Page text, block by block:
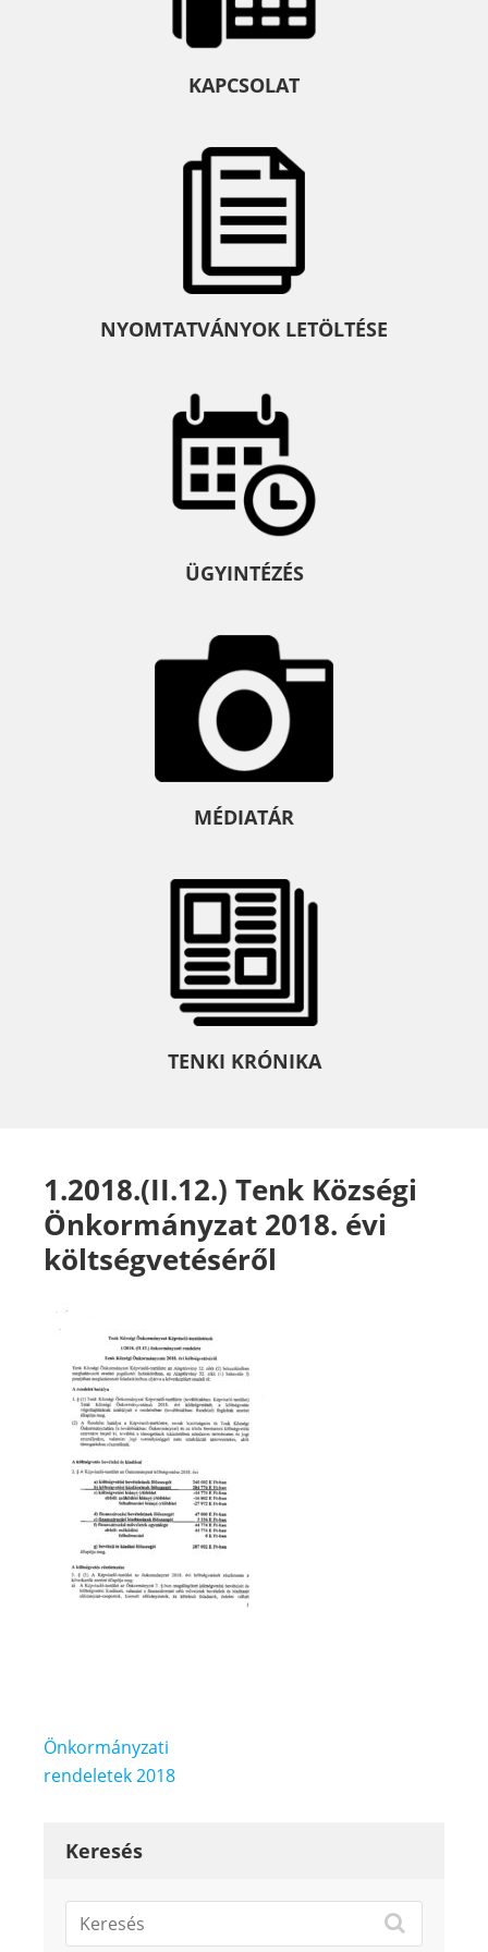
KAPCSOLAT
NYOMTATVÁNYOK LETÖLTÉSE
ÜGYINTÉZÉS
MÉDIATÁR
TENKI KRÓNIKA
1.2018.(II.12.) Tenk Községi
Önkormányzat 2018. évi
költségvetéséről
Bejegyzés
navigáció
Önkormányzati
rendeletek 2018
Keresés